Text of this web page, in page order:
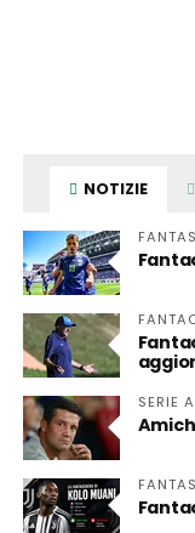
NOTIZIE
SERIE A